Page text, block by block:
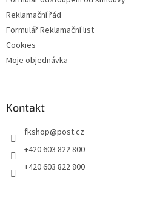
Reklamační řád
Formulář Reklamační list
Cookies
Moje objednávka
Kontakt
fkshop@post.cz
+420 603 822 800
+420 603 822 800